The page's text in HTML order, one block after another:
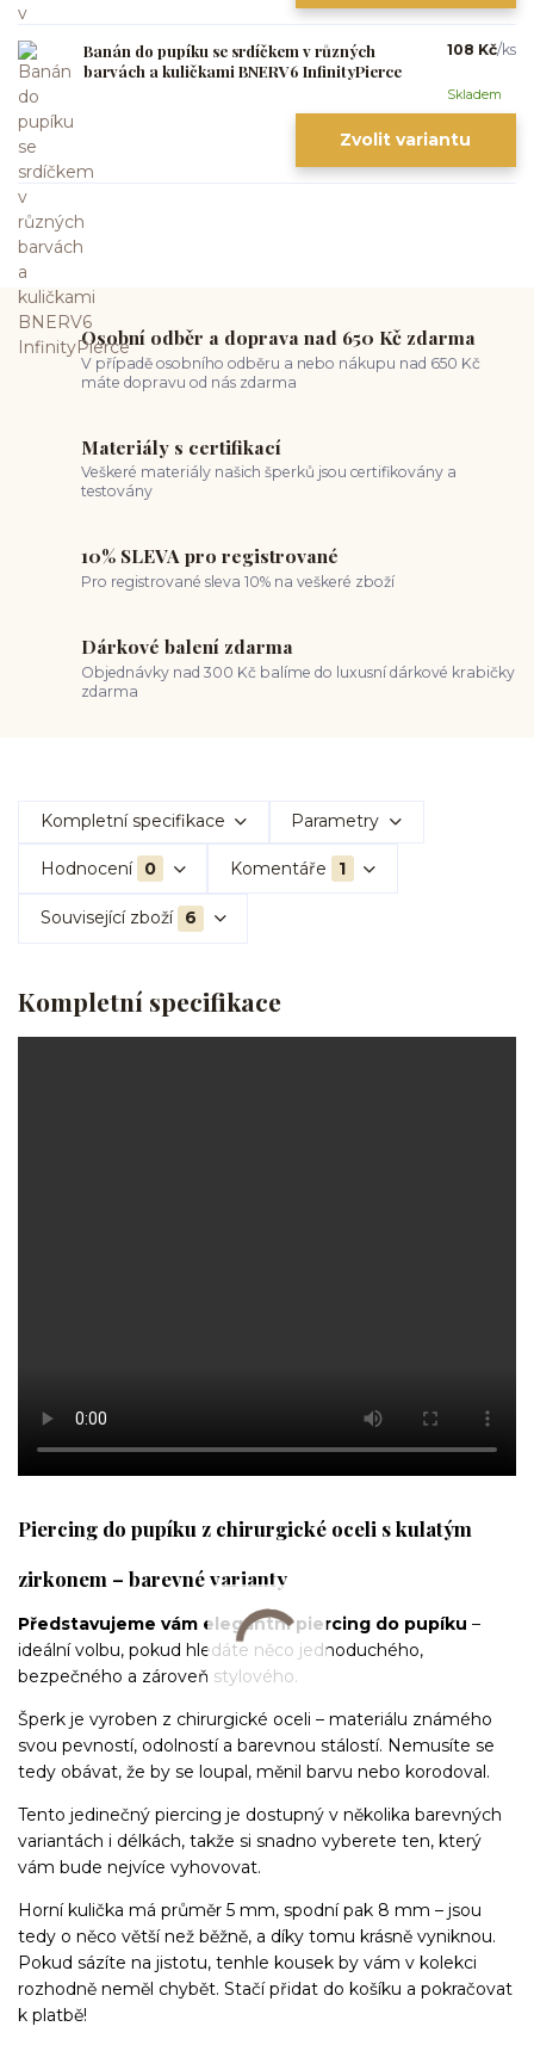
Banán do pupíku se srdíčkem v různých
barvách a kuličkami BNERV6 InfinityPierce
108 Kč/ks
Skladem
Zvolit variantu
Osobní odběr a doprava nad 650 Kč zdarma
V případě osobního odběru a nebo nákupu nad 650 Kč
máte dopravu od nás zdarma
Materiály s certifikací
Veškeré materiály našich šperků jsou certifikovány a
testovány
10% SLEVA pro registrované
Pro registrované sleva 10% na veškeré zboží
Dárkové balení zdarma
Objednávky nad 300 Kč balíme do luxusní dárkové krabičky
zdarma
Kompletní specifikace Parametry
Hodnocení 0 Komentáře 1
Související zboží 6
Kompletní specifikace
Piercing do pupíku z chirurgické oceli s kulatým
zirkonem – barevné varianty
Představujeme vám elegantní piercing do pupíku –
ideální volbu, pokud hledáte něco jednoduchého,
bezpečného a zároveň stylového.
Šperk je vyroben z chirurgické oceli – materiálu známého
svou pevností, odolností a barevnou stálostí. Nemusíte se
tedy obávat, že by se loupal, měnil barvu nebo korodoval.
Tento jedinečný piercing je dostupný v několika barevných
variantách i délkách, takže si snadno vyberete ten, který
vám bude nejvíce vyhovovat.
Horní kulička má průměr 5 mm, spodní pak 8 mm – jsou
tedy o něco větší než běžně, a díky tomu krásně vyniknou.
Pokud sázíte na jistotu, tenhle kousek by vám v kolekci
rozhodně neměl chybět. Stačí přidat do košíku a pokračovat
k platbě!